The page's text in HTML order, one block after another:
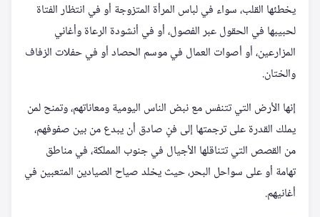
يخطئها القلب، سواء في لباس المرأة المتزوجة أو في انتظار الفتاة
لحبيبها في الحقول عبر الفصول، أو في أنشودة الرعاة وأغاني
المزارعين، أو أصوات العمال في موسم الحصاد أو في حفلات الزفاف
والختان.
إنها الأرض التي تتنفس مع نبض الناس اليومية ومعاناتهم، وتمنح لمن
يملك القدرة على ترجمتها إلى فنٍ صادق أن يبدع من بين صفوفهم،
من القصص التي تتناقلها الأجيال في جنوب المملكة، في مناطق
تهامة أو على سواحل البحر، حيث يخلد صياح الصيادين المتعبين في
أغانيهم.